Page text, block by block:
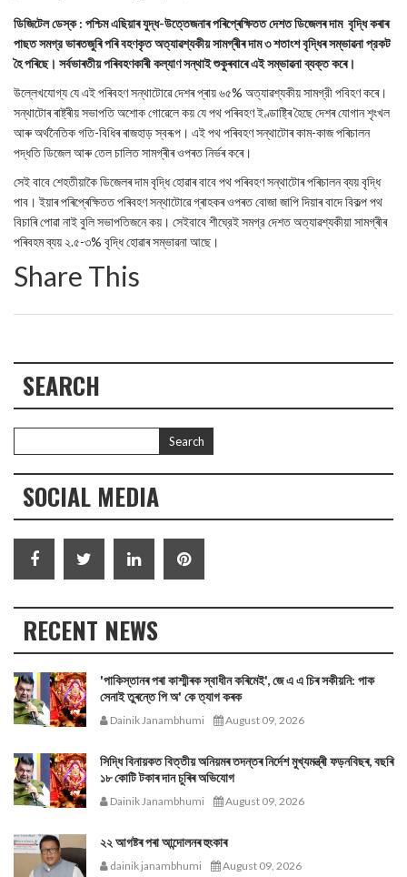
ডিজিটেল ডেস্ক : পশ্চিম এছিয়াৰ যুদ্ধ-উত্তেজনাৰ পৰিপ্ৰেক্ষিতত দেশত ডিজেলৰ দাম বৃদ্ধি কৰাৰ
পাছত সমগ্র ভাৰতজুৰি পৰি বহণকৃত অত্যাৱশ্যকীয় সামগ্ৰীৰ দাম ৩ শতাংশ বৃদ্ধিৰ সম্ভাৱনা প্রকট
হৈ পৰিছে। সৰ্বভাৰতীয় পৰিবহণকাৰী কল্যাণ সন্থাই শুকুৰবাৰে এই সম্ভাৱনা ব্যক্ত কৰে।
উল্লেখযোগ্য যে এই পৰিবহণ সন্থাটোৱে দেশৰ প্ৰায় ৬৫% অত্যাৱশ্যকীয় সামগ্রী পবিহণ কৰে।
সন্থাটোৰ ৰাষ্ট্ৰীয় সভাপতি অশোক গোৱেলে কয় যে পথ পৰিবহণ ইণ্ডাষ্ট্ৰি হৈছে দেশৰ যোগান শৃংখল
আৰু অর্থনৈতিক গতি-বিধিৰ ৰাজহাড় স্বৰূপ। এই পথ পৰিবহণ সন্থাটোৰ কাম-কাজ পৰিচালন
পদ্ধতি ডিজেল আৰু তেল চালিত সামগ্ৰীৰ ওপৰত নিৰ্ভৰ কৰে।
সেই বাবে শেহতীয়াকৈ ডিজেলৰ দাম বৃদ্ধি হোৱাৰ বাবে পথ পৰিবহণ সন্থাটোৰ পৰিচালন ব্যয় বৃদ্ধি
পাব। ইয়াৰ পৰিপ্ৰেক্ষিতত পৰিবহণ সন্থাটোৱে গ্ৰাহকৰ ওপৰত বোজা জাপি দিয়াৰ বাদে বিকল্প পথ
বিচাৰি পোৱা নাই বুলি সভাপতিজনে কয়। সেইবাবে শীঘ্রেই সমগ্র দেশত অত্যাৱশ্যকীয়া সামগ্ৰীৰ
পৰিবহম ব্যয় ২.৫-৩% বৃদ্ধি হোৱাৰ সম্ভাৱনা আছে।
Share This
SEARCH
SOCIAL MEDIA
RECENT NEWS
'পাকিস্তানৰ পৰা কাশ্মীৰক স্বাধীন কৰিমেই', জে এ এ চিৰ সকীয়নি: পাক
সেনাই তুৰন্তে পি অ' কে ত্যাগ কৰক
Dainik Janambhumi August 09, 2026
সিদ্ধি বিনায়কত বিত্তীয় অনিয়মৰ তদন্তৰ নিৰ্দেশ মুখ্যমন্ত্ৰী ফড়নবিছৰ, বছৰি
১৮ কোটি টকাৰ দান চুৰিৰ অভিযোগ
Dainik Janambhumi August 09, 2026
২২ আগষ্টৰ পৰা আন্দোলনৰ হুংকাৰ
dainik janambhumi August 09, 2026